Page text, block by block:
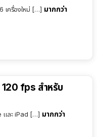
เครื่องใหม่ […] มากกว่า
120 fps สำหรับ
และ iPad […] มากกว่า